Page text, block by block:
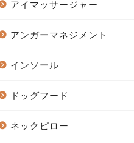
アイマッサージャー
アンガーマネジメント
インソール
ドッグフード
ネックピロー